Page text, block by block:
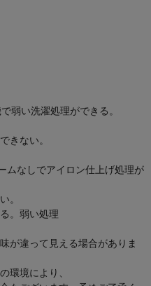
弱い洗濯処理ができる。
きない。
ムなしでアイロン仕上げ処理が
。
。弱い処理
が違って見える場合がありま
環境により、